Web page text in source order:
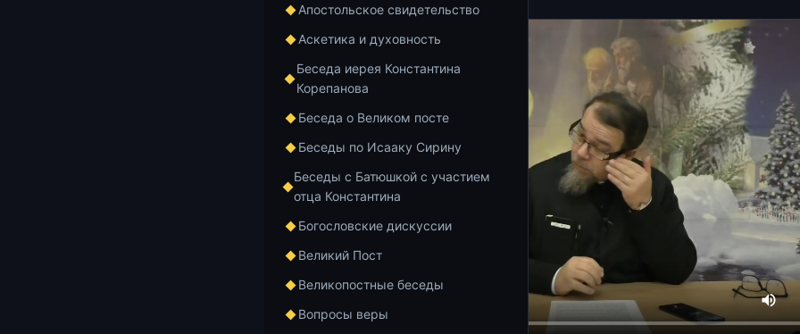
Апостольское свидетельство
Аскетика и духовность
Беседа иерея Константина
Корепанова
Беседа о Великом посте
Беседы по Исааку Сирину
Беседы с Батюшкой с участием
отца Константина
Богословские дискуссии
Великий Пост
Великопостные беседы
Вопросы веры